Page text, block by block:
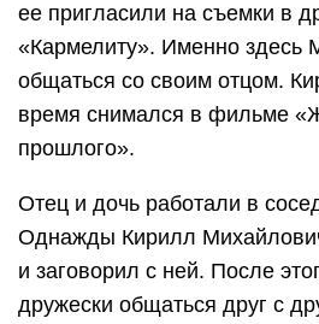
ее пригласили на съемки в
«Кармелиту». Именно здесь
общаться со своим отцом.
время снимался в фильме
прошлого».
Отец и дочь работали в
Однажды Кирилл
и заговорил с ней. После
дружески общаться друг с